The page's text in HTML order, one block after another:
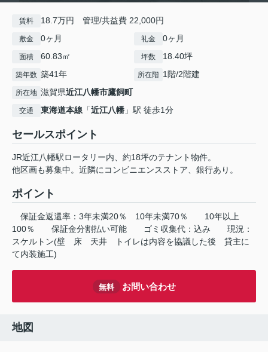
賃料 18.7万円 管理/共益費 22,000円
敷金 0ヶ月 礼金 0ヶ月
面積 60.83㎡ 坪数 18.40坪
築年数 築41年 所在階 1階/2階建
所在地 滋賀県近江八幡市鷹飼町
交通 東海道本線 「近江八幡 」駅 徒歩1分
セールスポイント
JR近江八幡駅ロータリー内、約18坪のテナント物件。
他区画も募集中。近隣にコンビニエンスストア、銀行あり。
ポイント
保証金返還率：3年未満20％ 10年未満70％
10年以上
100％
保証金分割払い可能 ゴミ収集代：込み
現況：
スケルトン(壁
床 天井 トイレは内容を協議した後
貸主に
て内装施工)
無料 お問い合わせ
地図